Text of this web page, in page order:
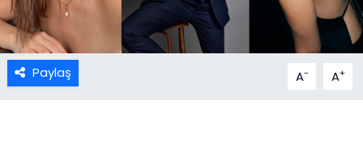
Paylaş A- A+